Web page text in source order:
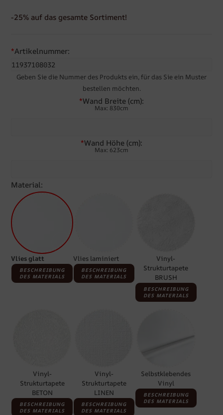
-25% auf das gesamte Sortiment!
*Artikelnummer:
Geben Sie die Nummer des Produkts ein, für das Sie ein Muster
bestellen möchten.
*Wand Breite (cm):
Max: 830cm
*Wand Höhe (cm):
Max: 623cm
Material:
Vlies glatt
BESCHREIBUNG
DES MATERIALS
Vlies laminiert
BESCHREIBUNG
DES MATERIALS
Vinyl-
Strukturtapete
BRUSH
BESCHREIBUNG
DES MATERIALS
Vinyl-
Strukturtapete
BETON
BESCHREIBUNG
DES MATERIALS
Vinyl-
Strukturtapete
LINEN
BESCHREIBUNG
DES MATERIALS
Selbstklebendes
Vinyl
BESCHREIBUNG
DES MATERIALS